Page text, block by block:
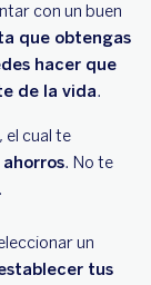
con un buen
que obtengas
hacer que
de la vida.
el cual te
. No te
un
tus